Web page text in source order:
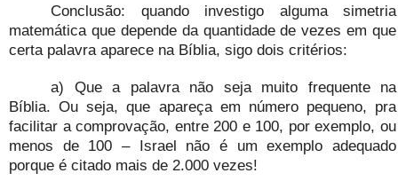
Conclusão: quando investigo alguma simetria
matemática que depende da quantidade de vezes em que
certa palavra aparece na Bíblia, sigo dois critérios:
a) Que a palavra não seja muito frequente na
Bíblia. Ou seja, que apareça em número pequeno, pra
facilitar a comprovação, entre 200 e 100, por exemplo, ou
menos de 100 – Israel não é um exemplo adequado
porque é citado mais de 2.000 vezes!